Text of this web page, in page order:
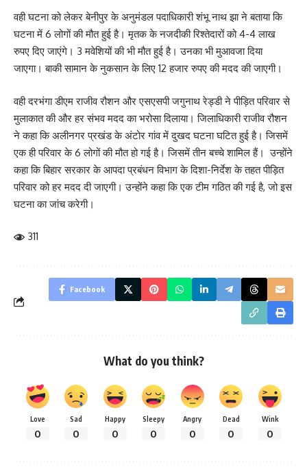
वही घटना को लेकर बेनीपुर के अनुमंडल पदाधिकारी शंभू नाथ झा ने बताया कि
घटना में 6 लोगों की मौत हुई है। मृतक के नजदीकी रिश्तेदारों को 4-4 लाख
रुपए दिए जाएंगे। 3 मवेशियों की भी मौत हुई है। उनका भी मुआवजा दिया
जाएगा। बाकी सामान के नुकसान के लिए 12 हजार रुपए की मदद की जाएगी।
वही दरभंगा डीएम राजीव रौशन और एसएसपी जगुनाथ रेड्डी ने पीड़ित परिवार से
मुलाकात की और हर संभव मदद का भरोसा दिलाया। जिलाधिकारी राजीव रौशन
ने कहा कि अलीनगर प्रखंड के अंटोर गांव में दुखद घटना घटित हुई है। जिसमें
एक ही परिवार के 6 लोगों की मौत हो गई है। जिसमें तीन बच्चे शामिल हैं। उन्होंने
कहा कि बिहार सरकार के आपदा प्रबंधन विभाग के दिशा-निर्देश के तहत पीड़ित
परिवार को हर मदद दी जाएगी। उन्होंने कहा कि एक टीम गठित की गई है, जो इस
घटना का जांच करेगी।
311
Facebook
What do you think?
Love
0
Sad
0
Happy
0
Sleepy
0
Angry
0
Dead
0
Wink
0